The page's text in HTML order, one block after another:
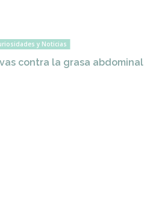
y Noticias
contra la grasa abdominal